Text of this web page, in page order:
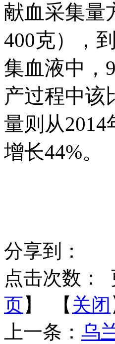
献血采集量
400克），
集血液中，
产过程中该
量则从2014
增长44%。
分享到：
点击次数：
页】 【 关闭
上一条： 乌